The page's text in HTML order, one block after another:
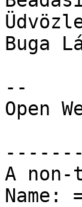
Buga
--
Open
A
Name: